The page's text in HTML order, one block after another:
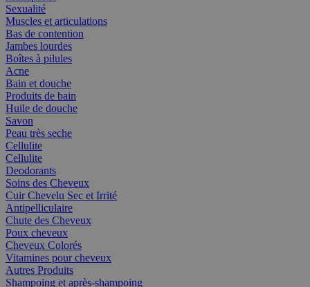
Sexualité
Muscles et articulations
Bas de contention
Jambes lourdes
Boîtes à pilules
Acne
Bain et douche
Produits de bain
Huile de douche
Savon
Peau très seche
Cellulite
Cellulite
Deodorants
Soins des Cheveux
Cuir Chevelu Sec et Irrité
Antipelliculaire
Chute des Cheveux
Poux cheveux
Cheveux Colorés
Vitamines pour cheveux
Autres Produits
Shampoing et après-shampoing